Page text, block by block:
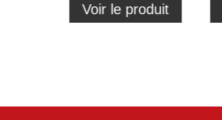
Voir le produit